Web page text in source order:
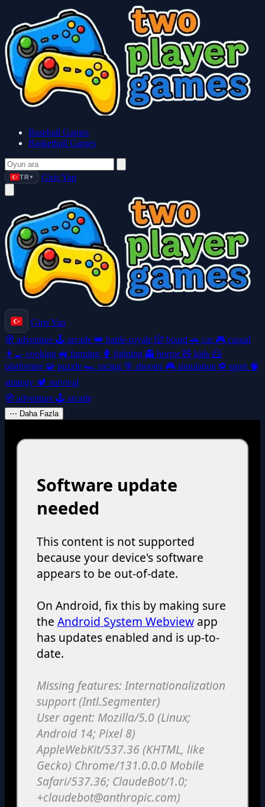
Baseball Games
Basketball Games
TR ▼ Giriş Yap
Giriş Yap
🧭 adventure 🕹️ arcade 👑 battle-royale 🎲 board 🚗 car 🎮 casual
👩‍🍳 cooking 🚜 farming 🥊 fighting 👻 horror🧸 kids 🦸
platformer 🧩 puzzle 🏎️ racing 🎯 shooter 🎮 simulation ⚽ sport 🧠
strategy 🏕️ survival
🧭 adventure 🕹️ arcade
⋯ Daha Fazla